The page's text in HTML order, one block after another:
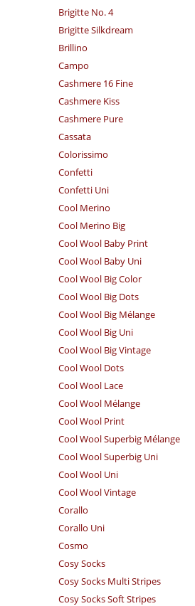
Brigitte No. 4
Brigitte Silkdream
Brillino
Campo
Cashmere 16 Fine
Cashmere Kiss
Cashmere Pure
Cassata
Colorissimo
Confetti
Confetti Uni
Cool Merino
Cool Merino Big
Cool Wool Baby Print
Cool Wool Baby Uni
Cool Wool Big Color
Cool Wool Big Dots
Cool Wool Big Mélange
Cool Wool Big Uni
Cool Wool Big Vintage
Cool Wool Dots
Cool Wool Lace
Cool Wool Mélange
Cool Wool Print
Cool Wool Superbig Mélange
Cool Wool Superbig Uni
Cool Wool Uni
Cool Wool Vintage
Corallo
Corallo Uni
Cosmo
Cosy Socks
Cosy Socks Multi Stripes
Cosy Socks Soft Stripes